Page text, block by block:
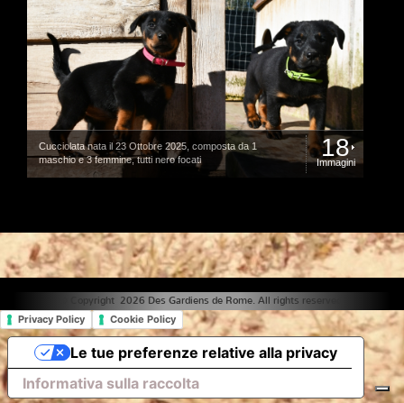
Cucciolata nata il 23 Ottobre 2025, composta da 1
maschio e 3 femmine, tutti nero focati
18
Immagini
© Copyright 2026 Des Gardiens de Rome. All rights reserved.
Privacy Policy Cookie Policy
Informativa sulla raccolta
Le tue preferenze relative alla privacy